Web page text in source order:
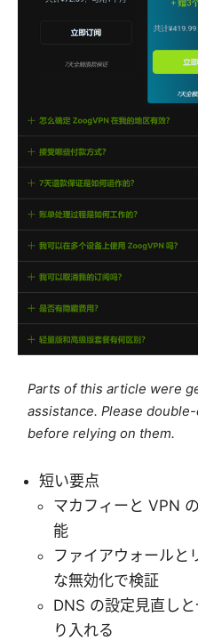
Parts of this article were
assistance. Please
before relying on them.
短い要点
マカフィーと VPN
能
ファイアウォールと
な無効化で検証
DNS の設定見直し
り入れる